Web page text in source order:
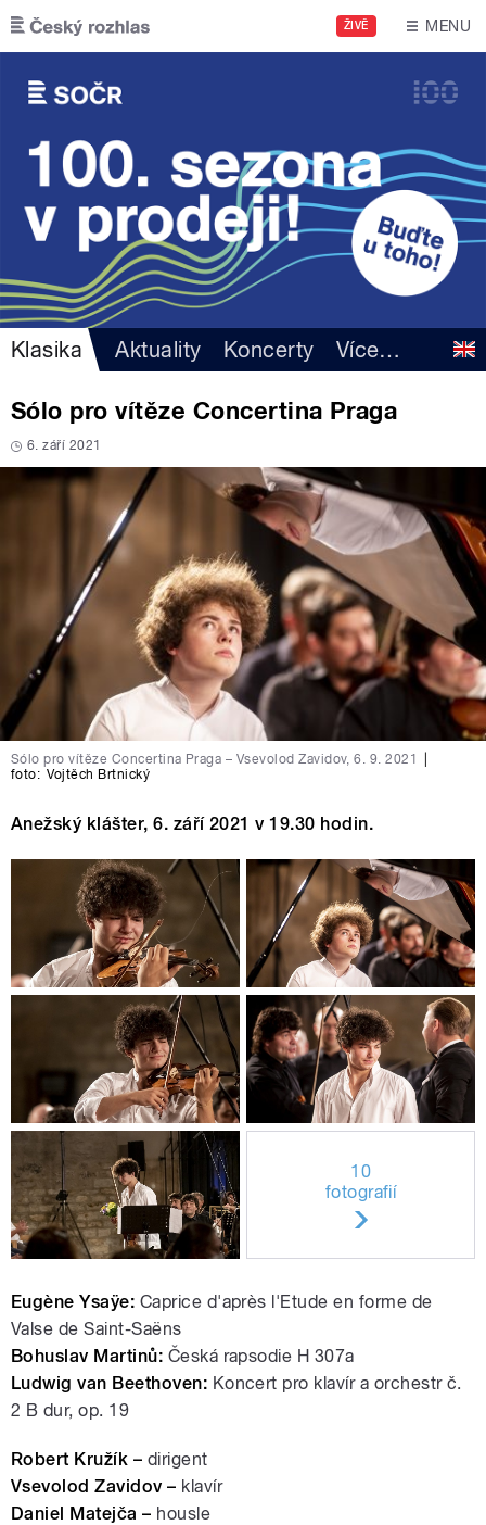
Přejít k hlavnímu obsahu
ŽIVĚ MENU
Klasika Aktuality Koncerty Více…
Sólo pro vítěze Concertina Praga
6. září 2021
Sólo pro vítěze Concertina Praga – Vsevolod Zavidov, 6. 9. 2021
foto: Vojtěch Brtnický
Anežský klášter, 6. září 2021 v 19.30 hodin.
10
fotografií
Eugène Ysaÿe: Caprice d'après l'Etude en forme de
Valse de Saint-Saëns
Bohuslav Martinů: Česká rapsodie H 307a
Ludwig van Beethoven: Koncert pro klavír a orchestr č.
2 B dur, op. 19
Robert Kružík – dirigent
Vsevolod Zavidov – klavír
Daniel Matejča – housle